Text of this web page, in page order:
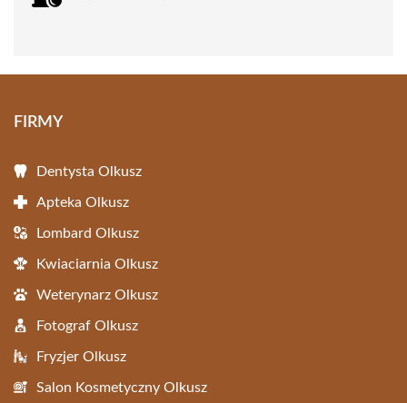
FIRMY
Dentysta Olkusz
Apteka Olkusz
Lombard Olkusz
Kwiaciarnia Olkusz
Weterynarz Olkusz
Fotograf Olkusz
Fryzjer Olkusz
Salon Kosmetyczny Olkusz